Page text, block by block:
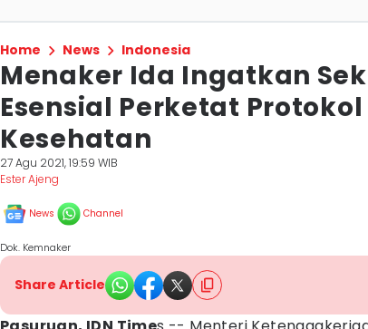
Home News Indonesia
Menaker Ida Ingatkan
Esensial Perketat Protokol
Kesehatan
27 Agu 2021, 19:59 WIB
Ester Ajeng
News Channel
Dok. Kemnaker
Share Article